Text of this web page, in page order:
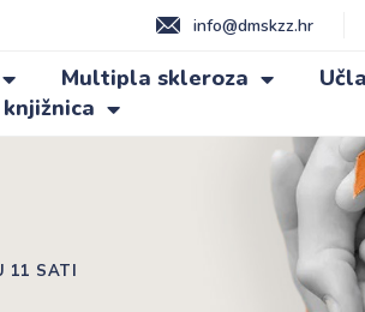
info@dmskzz.hr
Multipla skleroza
11 SATI